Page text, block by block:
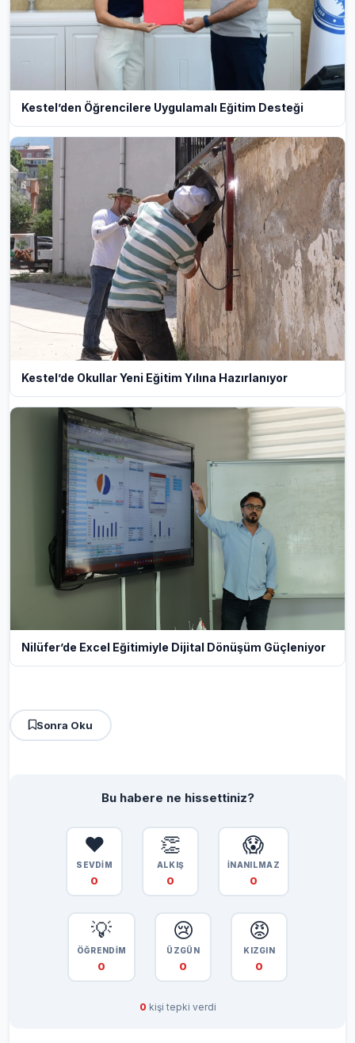
Kestel’den Öğrencilere Uygulamalı Eğitim Desteği
Kestel’de Okullar Yeni Eğitim Yılına Hazırlanıyor
Nilüfer’de Excel Eğitimiyle Dijital Dönüşüm Güçleniyor
Sonra Oku
Bu habere ne hissettiniz?
❤️
SEVDİM
0
👏
ALKIŞ
0
😱
İNANILMAZ
0
💡
ÖĞRENDİM
0
😢
ÜZGÜN
0
😡
KIZGIN
0
0 kişi tepki verdi